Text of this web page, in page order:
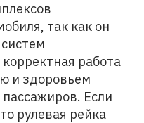
так как он
работа
и здоровьем
Если
рулевая рейка